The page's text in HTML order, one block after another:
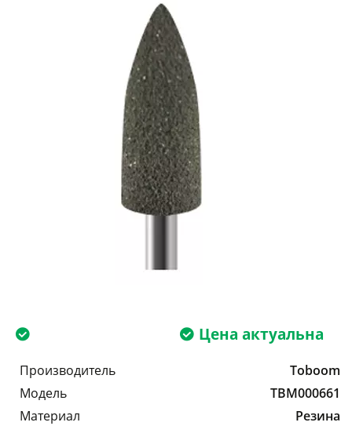
Цена актуальна
Производитель
Toboom
Модель
TBM000661
Материал
Резина